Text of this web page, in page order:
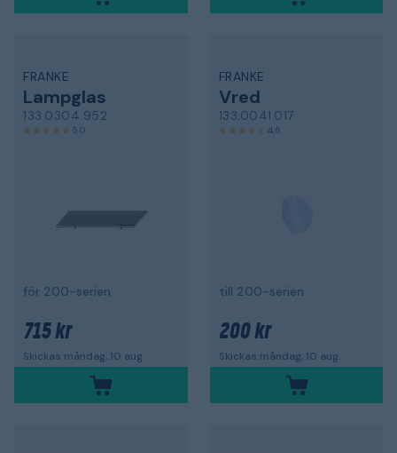
FRANKE
Lampglas
133.0304.952
5,0
för 200-serien
715 kr
Skickas måndag, 10 aug.
FRANKE
Vred
133.0041.017
4,6
till 200-serien
200 kr
Skickas måndag, 10 aug.